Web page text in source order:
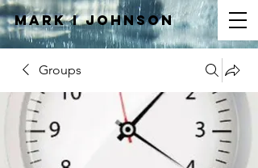
Mark IJOHNSON
Groups